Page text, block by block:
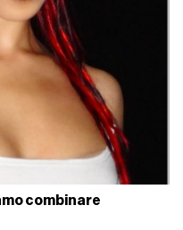
combinare